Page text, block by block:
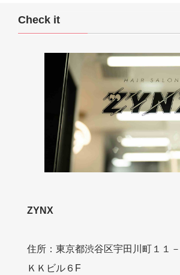
Check it
ZYNX
住所：東京都渋谷区宇田川町１１
ＫＫビル６F